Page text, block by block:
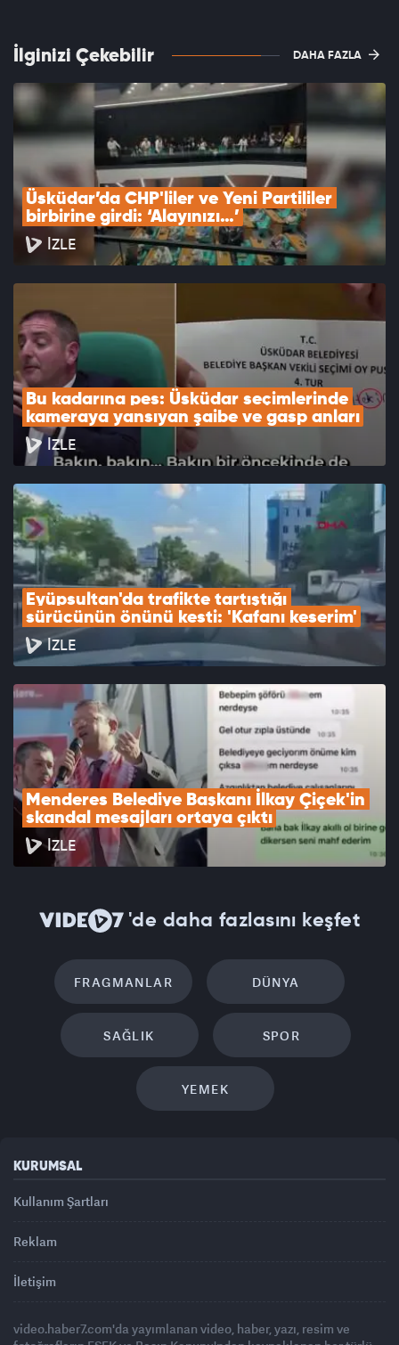
İlginizi Çekebilir DAHA FAZLA
Üsküdar’da CHP'liler ve Yeni Partililer
birbirine girdi: ‘Alayınızı…’
İZLE
Bu kadarına pes: Üsküdar seçimlerinde
kameraya yansıyan şaibe ve gasp anları
İZLE
Eyüpsultan'da trafikte tartıştığı
sürücünün önünü kesti: 'Kafanı keserim'
İZLE
Menderes Belediye Başkanı İlkay Çiçek'in
skandal mesajları ortaya çıktı
İZLE
'de daha fazlasını keşfet
FRAGMANLAR DÜNYA
SAĞLIK SPOR
YEMEK
KURUMSAL
Kullanım Şartları
Reklam
İletişim
video.haber7.com'da yayımlanan video, haber, yazı, resim ve